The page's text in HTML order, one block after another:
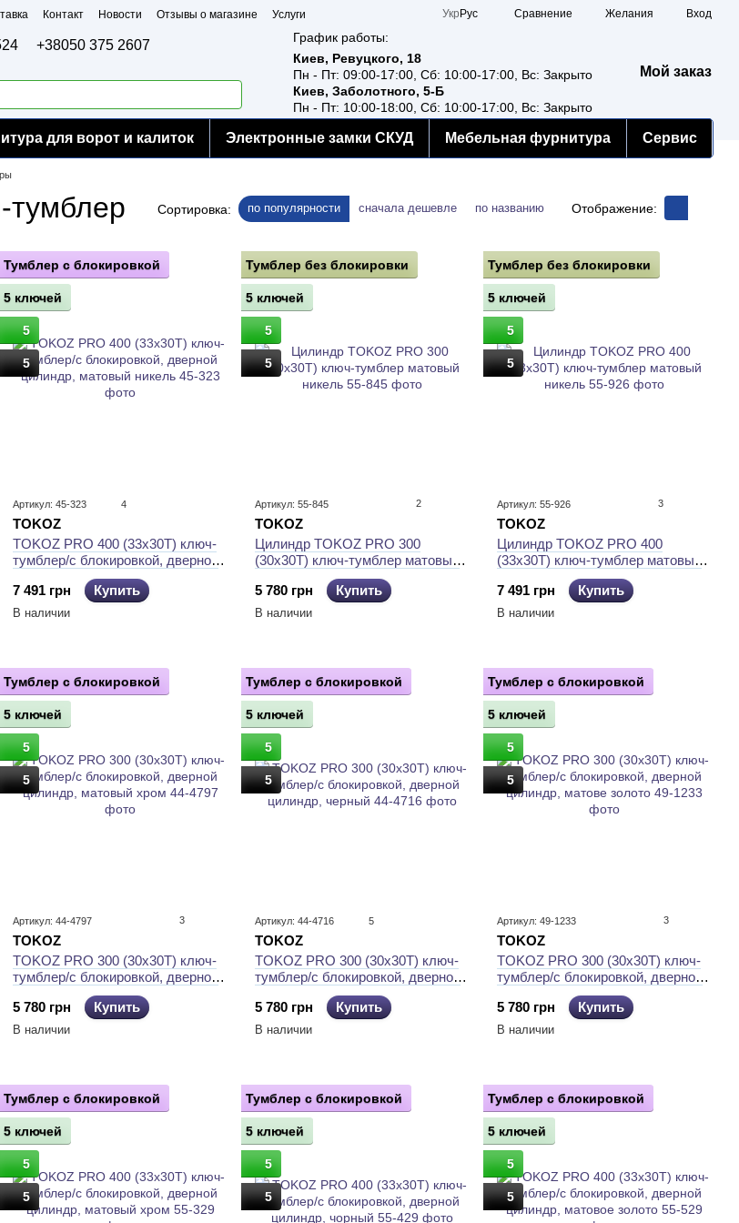
Контакт Новости Отзывы о магазине
Услуги
Укр Рус Сравнение Желания Вход
+38050 375 2607
График работы:
Киев, Ревуцкого, 18
Пн - Пт: 09:00-17:00, Сб: 10:00-17:00, Вс: Закрыто
Киев, Заболотного, 5-Б
Пн - Пт: 10:00-18:00, Сб: 10:00-17:00, Вс: Закрыто
Мой заказ
для ворот и калиток Электронные замки СКУД Мебельная фурнитура Сервис
Сортировка: по популярности сначала дешевле по названию Отображение:
Тумблер с блокировкой
5 ключей
5
5
Артикул: 45-323 4
TOKOZ
TOKOZ PRO 400 (33x30T) ключ-
тумблер/с блокировкой, дверной
цилиндр, матовый никель
7 491 грн
Купить
В наличии
Тумблер без блокировки
5 ключей
5
5
Артикул: 55-845 2
TOKOZ
Цилиндр TOKOZ PRO 300
(30x30T) ключ-тумблер матовый
5 780 грн
Купить
В наличии
Тумблер без блокировки
5 ключей
5
5
Артикул: 55-926 3
TOKOZ
Цилиндр TOKOZ PRO 400
(33x30T) ключ-тумблер матовый
7 491 грн
Купить
В наличии
Тумблер с блокировкой
5 ключей
5
5
Артикул: 44-4797 3
TOKOZ
TOKOZ PRO 300 (30x30T) ключ-
тумблер/с блокировкой, дверной
цилиндр, матовый хром
5 780 грн
Купить
В наличии
Тумблер с блокировкой
5 ключей
5
5
Артикул: 44-4716 5
TOKOZ
TOKOZ PRO 300 (30x30T) ключ-
тумблер/с блокировкой, дверной
цилиндр, черный
5 780 грн
Купить
В наличии
Тумблер с блокировкой
5 ключей
5
5
Артикул: 49-1233 3
TOKOZ
TOKOZ PRO 300 (30x30T) ключ-
тумблер/с блокировкой, дверной
цилиндр, матове золото
5 780 грн
Купить
В наличии
Тумблер с блокировкой
5 ключей
5
5
Тумблер с блокировкой
5 ключей
5
5
Тумблер с блокировкой
5 ключей
5
5